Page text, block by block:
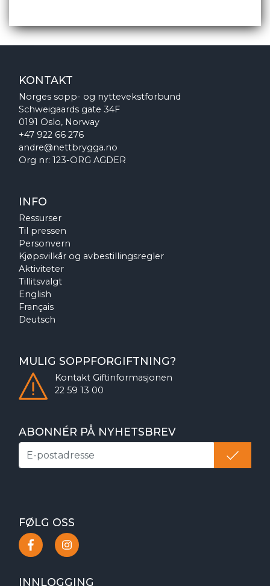
KONTAKT
Norges sopp- og nyttevekstforbund
Schweigaards gate 34F
0191 Oslo, Norway
+47 922 66 276
andre@nettbrygga.no
Org nr: 123-ORG AGDER
INFO
Ressurser
Til pressen
Personvern
Kjøpsvilkår og avbestillingsregler
Aktiviteter
Tillitsvalgt
English
Français
Deutsch
MULIG SOPPFORGIFTNING?
Kontakt Giftinformasjonen
22 59 13 00
ABONNÉR PÅ NYHETSBREV
FØLG OSS
INNLOGGING